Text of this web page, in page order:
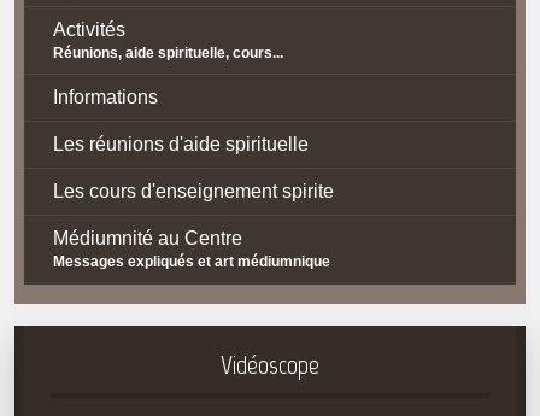
Activités
Réunions, aide spirituelle, cours...
Informations
Les réunions d'aide spirituelle
Les cours d'enseignement spirite
Médiumnité au Centre
Messages expliqués et art médiumnique
Contact / Accès
Vidéoscope